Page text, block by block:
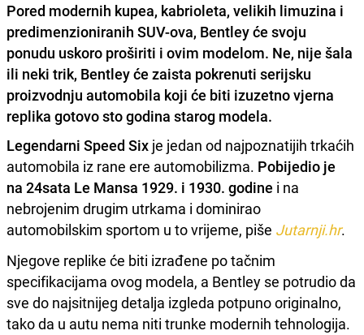
Pored modernih kupea, kabrioleta, velikih limuzina i
predimenzioniranih SUV-ova, Bentley će svoju
ponudu uskoro proširiti i ovim modelom. Ne, nije šala
ili neki trik, Bentley će zaista pokrenuti serijsku
proizvodnju automobila koji će biti izuzetno vjerna
replika gotovo sto godina starog modela.
Legendarni Speed Six je jedan od najpoznatijih trkaćih
automobila iz rane ere automobilizma. Pobijedio je
na 24sata Le Mansa 1929. i 1930. godine i na
nebrojenim drugim utrkama i dominirao
automobilskim sportom u to vrijeme, piše Jutarnji.hr.
Njegove replike će biti izrađene po tačnim
specifikacijama ovog modela, a Bentley se potrudio da
sve do najsitnijeg detalja izgleda potpuno originalno,
tako da u autu nema niti trunke modernih tehnologija.